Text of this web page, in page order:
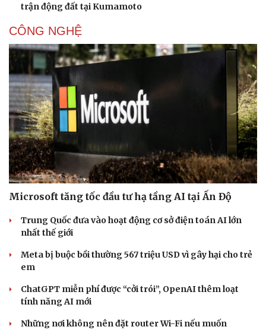
trận động đất tại Kumamoto
CÔNG NGHỆ
Microsoft tăng tốc đầu tư hạ tầng AI tại Ấn Độ
Trung Quốc đưa vào hoạt động cơ sở điện toán AI lớn
nhất thế giới
Meta bị buộc bồi thường 567 triệu USD vì gây hại cho trẻ
em
ChatGPT miễn phí được “cởi trói”, OpenAI thêm loạt
tính năng AI mới
Những nơi không nên đặt router Wi-Fi nếu muốn